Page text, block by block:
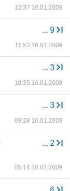
12:37 16.01.2009
... 9
11:53 16.01.2009
... 3
10:35 16.01.2009
... 3
09:28 16.01.2009
... 2
05:14 16.01.2009